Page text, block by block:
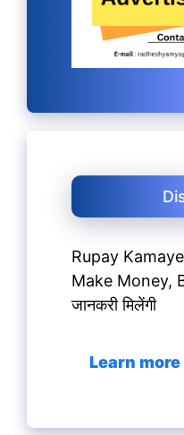
Rupay
Make Money,
जानकरी मिलेंगी
Learn more